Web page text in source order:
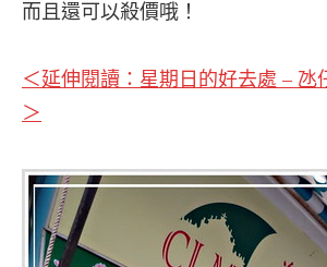
而且還可以殺價哦！
＜延伸閱讀：星期日的好去處 – 氹
＞